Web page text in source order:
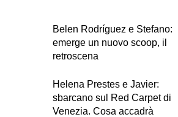
Belen Rodríguez e Stefano:
emerge un nuovo scoop, il
retroscena
Helena Prestes e Javier:
sbarcano sul Red Carpet di
Venezia. Cosa accadrà